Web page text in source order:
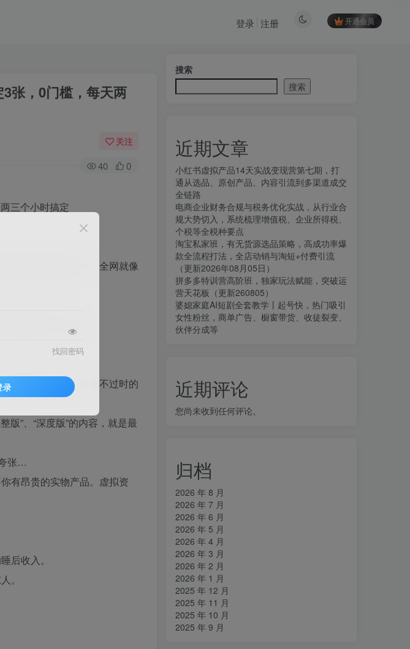
开通会员
登录 注册
张，0门槛，每天两
关注
40 0
频在朋友圈疯传时，全网就像
悄悄展开了手脚。
有需求。这是一种永不过时的
版”、“深度版”的内容，就是最
张…
有昂贵的实物产品。虚拟资
后收入。
。
搜索
搜索
近期文章
小红书虚拟产品14天实战变现营第七期，打
通从选品、原创产品、内容引流到多渠道成交
全链路
电商企业财务合规与税务优化实战，从行业合
规大势切入，系统梳理增值税、企业所得税、
个税等全税种要点
淘宝私家班，有无货源选品策略，高成功率爆
款全流程打法，全店动销与淘短+付费引流
（更新2026年08月05日）
拼多多特训营高阶班，独家玩法赋能，突破运
营天花板（更新260805）
婆媳家庭AI短剧全套教学丨起号快，热门吸引
女性粉丝，商单广告、橱窗带货、收徒裂变、
伙伴分成等
近期评论
您尚未收到任何评论。
归档
2026 年 8 月
2026 年 7 月
2026 年 6 月
2026 年 5 月
2026 年 4 月
2026 年 3 月
2026 年 2 月
2026 年 1 月
2025 年 12 月
2025 年 11 月
2025 年 10 月
2025 年 9 月
找回密码
录